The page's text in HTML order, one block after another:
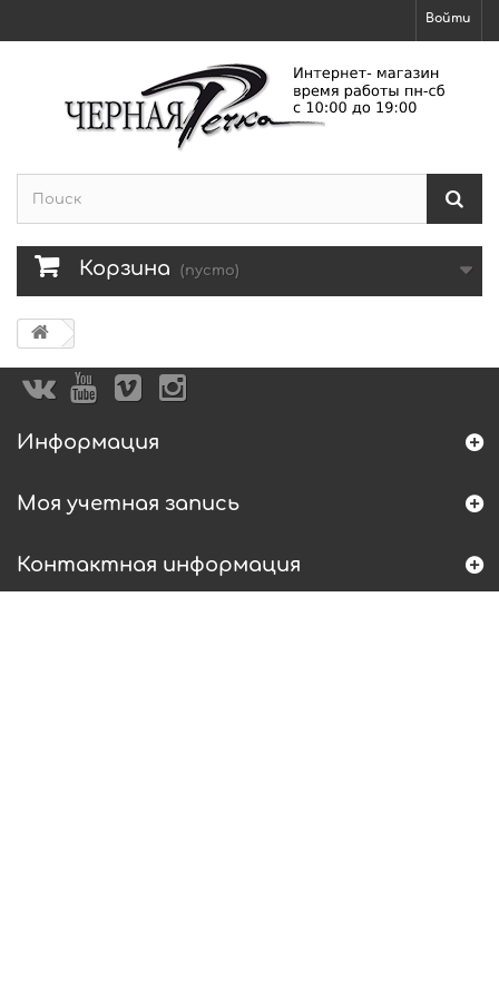
Войти
Корзина (пусто)
Информация
Моя учетная запись
Контактная информация